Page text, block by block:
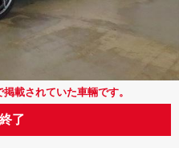
載されていた車輛です。
了